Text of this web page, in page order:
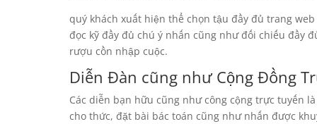
quý khách xuất hiện thể chọn tậu đầy đủ trang
đọc kỹ đầy đủ chú ý nhấn cũng như đối chiếu đầy
rượu cồn nhập cuộc.
Diễn Đàn cũng như Cộng Đồng
Các diễn bạn hữu cũng như công cộng trực tuyến
cho thức, đặt bài bác toán cũng như nhấn được